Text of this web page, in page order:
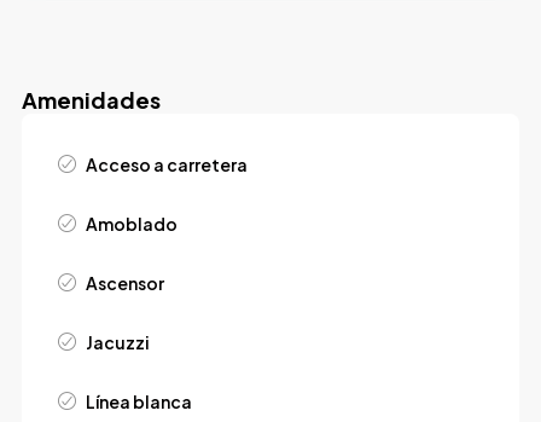
Amenidades
Acceso a carretera
Amoblado
Ascensor
Jacuzzi
Línea blanca